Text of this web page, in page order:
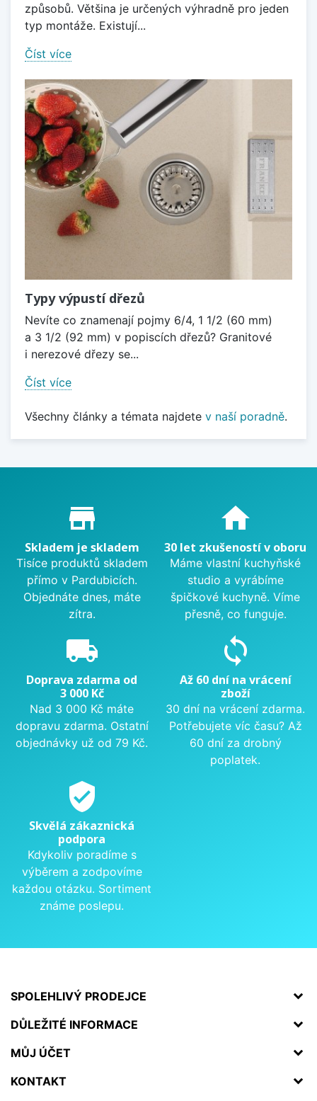
způsobů. Většina je určených výhradně pro jeden
typ montáže. Existují...
Číst více
Typy výpustí dřezů
Nevíte co znamenají pojmy 6/4, 1 1/2 (60 mm)
a 3 1/2 (92 mm) v popiscích dřezů? Granitové
i nerezové dřezy se...
Číst více
Všechny články a témata najdete v naší poradně.
Proč nakupovat u nás?
store_mall_directory
Skladem je skladem
Tisíce produktů skladem
přímo v Pardubicích.
Objednáte dnes, máte
zítra.
home
30 let zkušeností v oboru
Máme vlastní kuchyňské
studio a vyrábíme
špičkové kuchyně. Víme
přesně, co funguje.
local_shipping
Doprava zdarma od
3 000 Kč
Nad 3 000 Kč máte
dopravu zdarma. Ostatní
objednávky už od 79 Kč.
sync
Až 60 dní na vrácení
zboží
30 dní na vrácení zdarma.
Potřebujete víc času? Až
60 dní za drobný
poplatek.
verified_user
Skvělá zákaznická
podpora
Kdykoliv poradíme s
výběrem a zodpovíme
každou otázku. Sortiment
známe poslepu.
SPOLEHLIVÝ PRODEJCE
DŮLEŽITÉ INFORMACE
MŮJ ÚČET
KONTAKT